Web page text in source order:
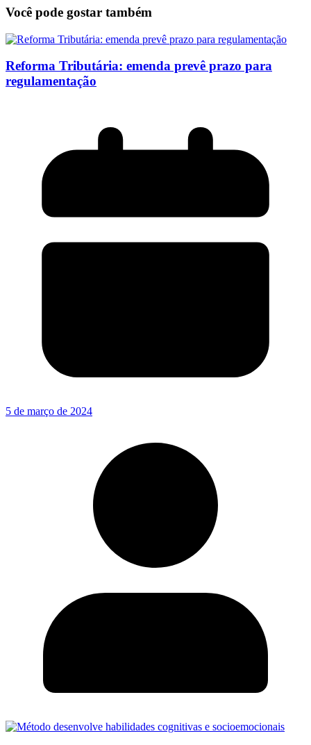
Você pode gostar também
Reforma Tributária: emenda prevê prazo para
regulamentação
5 de março de 2024